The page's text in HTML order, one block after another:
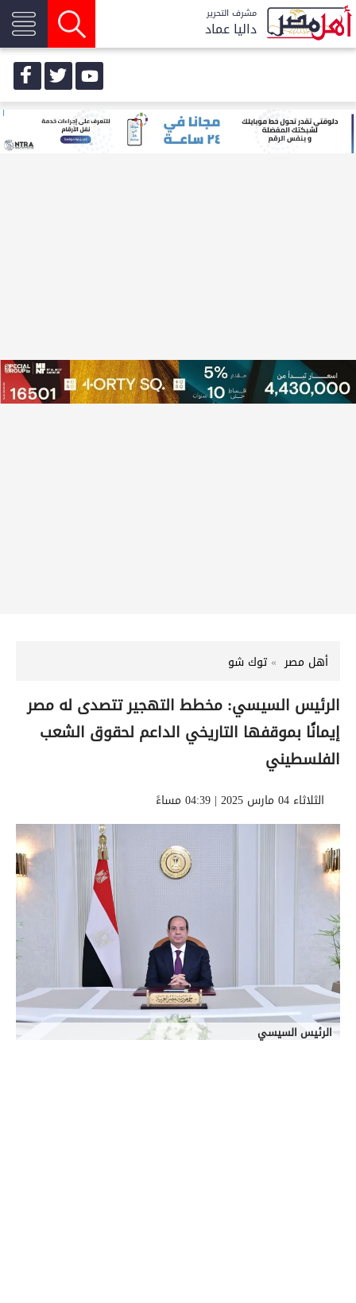
مشرف التحرير
داليا عماد
أهل مصر توك شو
الرئيس السيسي: مخطط التهجير تتصدى له مصر
إيمانًا بموقفها التاريخي الداعم لحقوق الشعب
الفلسطيني
الثلاثاء 04 مارس 2025 | 04:39 مساءً
الرئيس السيسي